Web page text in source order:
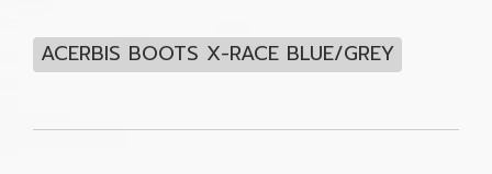
ACERBIS BOOTS X-RACE BLUE/GREY